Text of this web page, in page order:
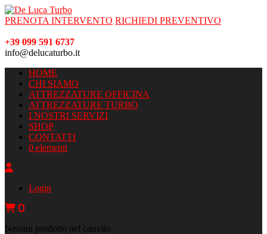
PRENOTA INTERVENTO RICHIEDI PREVENTIVO
+39 099 591 6737
info@delucaturbo.it
HOME
CHI SIAMO
ATTREZZATURE OFFICINA
ATTREZZATURE TURBO
I NOSTRI SERVIZI
SHOP
CONTATTI
0 elementi
Login
0
Nessun prodotto nel carrello.